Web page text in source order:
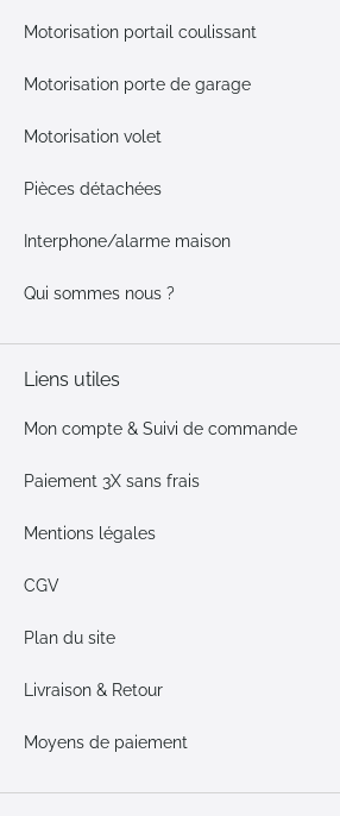
Motorisation portail coulissant
Motorisation porte de garage
Motorisation volet
Pièces détachées
Interphone/alarme maison
Qui sommes nous ?
Liens utiles
Mon compte & Suivi de commande
Paiement 3X sans frais
Mentions légales
CGV
Plan du site
Livraison & Retour
Moyens de paiement